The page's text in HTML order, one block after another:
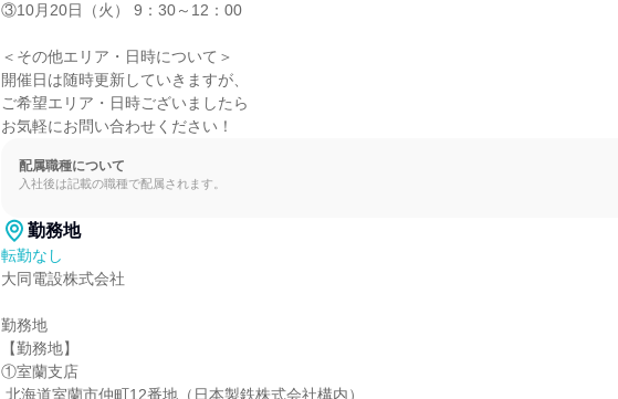
③10月20日（火） 9：30～12：00
＜その他エリア・日時について＞
開催日は随時更新していきますが、
ご希望エリア・日時ございましたら
お気軽にお問い合わせください！
配属職種について
入社後は記載の職種で配属されます。
勤務地
転勤なし
大同電設株式会社
勤務地
【勤務地】
①室蘭支店